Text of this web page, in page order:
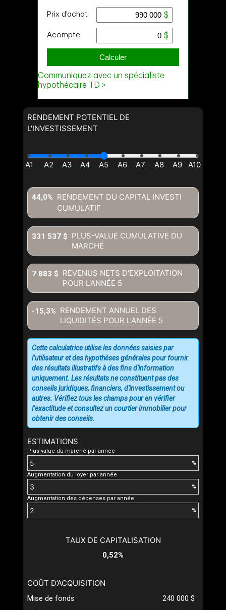
(Optionnel)
Message
conditions d'utilisation et vous nous fournissez l'autorisation écrite de
communiquer avec vous.
RENDEMENT POTENTIEL DE
L'INVESTISSEMENT
RENDEMENT DU CAPITAL INVESTI
CUMULATIF
44,0%
PLUS-VALUE CUMULATIVE DU
MARCHÉ
331 537 $
REVENUS NETS D'EXPLOITATION
POUR L'ANNÉE 5
7 883 $
RENDEMENT ANNUEL DES
LIQUIDITÉS POUR L'ANNÉE 5
-15,3%
ESTIMATIONS
Plus-value du marché par année
%
Augmentation du loyer par année
%
Augmentation des dépenses par année
%
Cette calculatrice utilise les données saisies par
l’utilisateur et des hypothèses générales pour fournir
des résultats illustratifs à des fins d'information
uniquement. Les résultats ne constituent pas des
conseils juridiques, financiers, d'investissement ou
autres. Vérifiez tous les champs pour en vérifier
l’exactitude et consultez un courtier immobilier pour
obtenir des conseils.
TAUX DE CAPITALISATION
0,52%
COÛT D’ACQUISITION
Mise de fonds
240 000 $